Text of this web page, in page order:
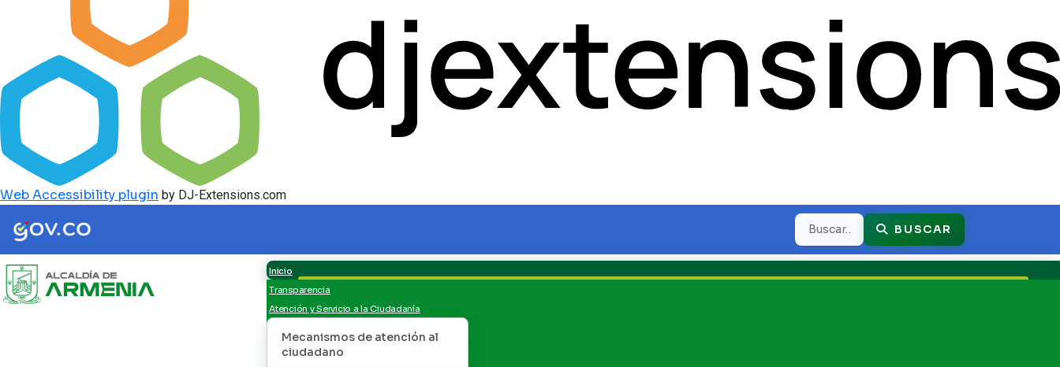
Web Accessibility plugin by DJ-Extensions.com
Buscar BUSCAR
Inicio
Transparencia
Atención y Servicio a la Ciudadanía
Mecanismos de atención al
ciudadano